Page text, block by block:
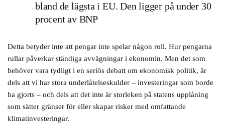
bland de lägsta i EU. Den ligger på under 30
procent av BNP
Detta betyder inte att pengar inte spelar någon roll. Hur pengarna
rullar påverkar ständiga avvägningar i ekonomin. Men det som
behöver vara tydligt i en seriös debatt om ekonomisk politik, är
dels att vi har stora underlåtelseskulder – investeringar som borde
ha gjorts – och dels att det inte är storleken på statens upplåning
som sätter gränser för eller skapar risker med omfattande
klimatinvesteringar.